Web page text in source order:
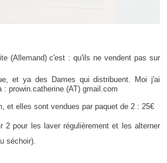
(Allemand) c'est : qu'ils ne vendent pas sur
et ya des Dames qui distribuent. Moi j'ai
prowin.catherine (AT) gmail.com
et elles sont vendues par paquet de 2 : 25€
2 pour les laver régulièrement et les alterner
séchoir).